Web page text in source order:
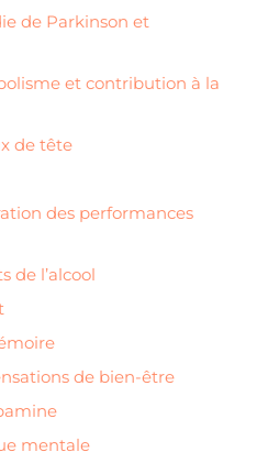
de Parkinson et
et contribution à la
de tête
des performances
de l’alcool
de bien-être
mentale